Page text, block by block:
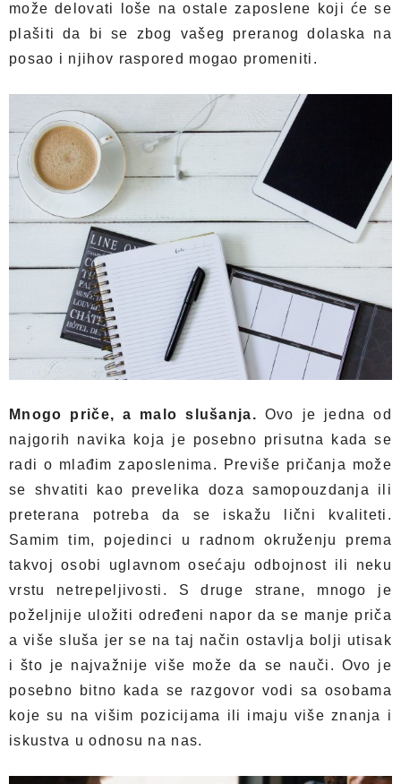
može delovati loše na ostale zaposlene koji će se
plašiti da bi se zbog vašeg preranog dolaska na
posao i njihov raspored mogao promeniti.
Mnogo priče, a malo slušanja. Ovo je jedna od
najgorih navika koja je posebno prisutna kada se
radi o mlađim zaposlenima. Previše pričanja može
se shvatiti kao prevelika doza samopouzdanja ili
preterana potreba da se iskažu lični kvaliteti.
Samim tim, pojedinci u radnom okruženju prema
takvoj osobi uglavnom osećaju odbojnost ili neku
vrstu netrepeljivosti. S druge strane, mnogo je
poželjnije uložiti određeni napor da se manje priča
a više sluša jer se na taj način ostavlja bolji utisak
i što je najvažnije više može da se nauči. Ovo je
posebno bitno kada se razgovor vodi sa osobama
koje su na višim pozicijama ili imaju više znanja i
iskustva u odnosu na nas.